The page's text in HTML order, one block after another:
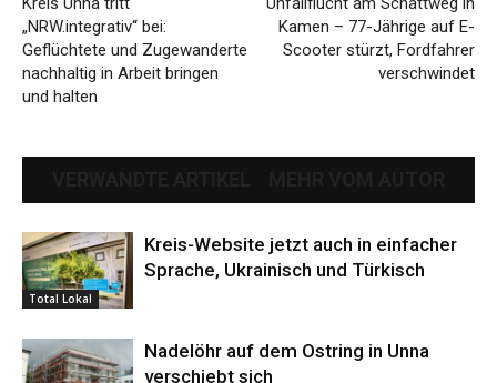
„NRW.integrativ“ bei:
Geflüchtete und Zugewanderte
nachhaltig in Arbeit bringen
und halten
Kamen – 77-Jährige auf E-
Scooter stürzt, Fordfahrer
verschwindet
Total Lokal
Kreis-Website jetzt auch in einfacher
Sprache, Ukrainisch und Türkisch
Nadelöhr auf dem Ostring in Unna
verschiebt sich